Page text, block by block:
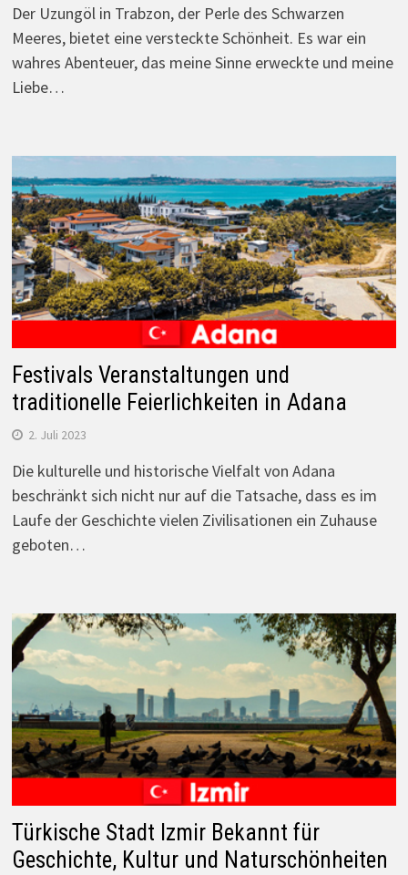
Der Uzungöl in Trabzon, der Perle des Schwarzen
Meeres, bietet eine versteckte Schönheit. Es war ein
wahres Abenteuer, das meine Sinne erweckte und meine
Liebe…
Festivals Veranstaltungen und
traditionelle Feierlichkeiten in Adana
2. Juli 2023
Die kulturelle und historische Vielfalt von Adana
beschränkt sich nicht nur auf die Tatsache, dass es im
Laufe der Geschichte vielen Zivilisationen ein Zuhause
geboten…
Türkische Stadt Izmir Bekannt für
Geschichte, Kultur und Naturschönheiten